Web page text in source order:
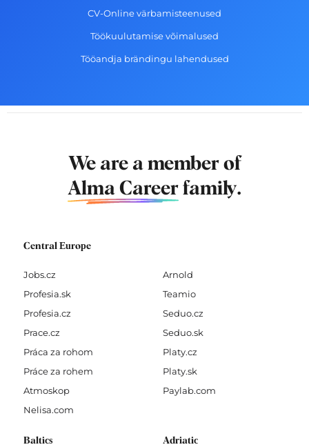
CV-Online värbamisteenused
Töökuulutamise võimalused
Tööandja brändingu lahendused
We are a member of
Alma Career family.
Central Europe
Jobs.cz
Profesia.sk
Profesia.cz
Prace.cz
Práca za rohom
Práce za rohem
Atmoskop
Nelisa.com
Arnold
Teamio
Seduo.cz
Seduo.sk
Platy.cz
Platy.sk
Paylab.com
Baltics Adriatic